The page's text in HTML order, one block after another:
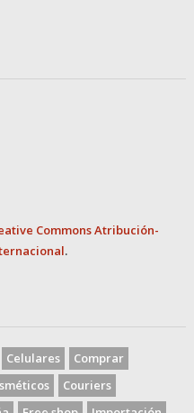
Commons Atribución-
.
Celulares
Comprar
Couriers